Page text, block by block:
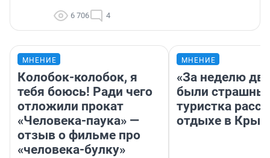
6 706 4
МНЕНИЕ
Колобок-колобок, я
тебя боюсь! Ради чего
отложили прокат
«Человека-паука» —
отзыв о фильме про
«человека-булку»
МНЕНИЕ
«За неделю
были
туристка
отдыхе в